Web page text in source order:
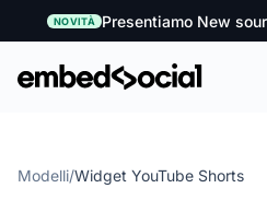
NOVITÀ Presentiamo New
Modelli/Widget YouTube Shorts